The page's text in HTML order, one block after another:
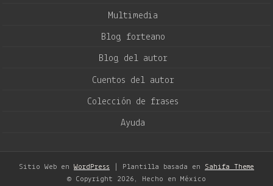
Multimedia
Blog forteano
Blog del autor
Cuentos del autor
Colección de frases
Ayuda
Sitio Web en WordPress | Plantilla basada en Sahifa Theme
© Copyright 2026, Hecho en México